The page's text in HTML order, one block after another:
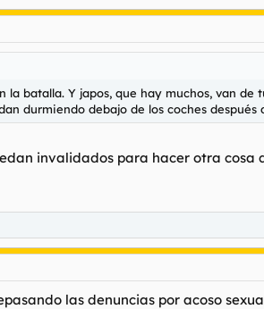
batalla. Y japos, que hay muchos, van de
durmiendo debajo de los coches
invalidados para hacer otra
las denuncias por acoso